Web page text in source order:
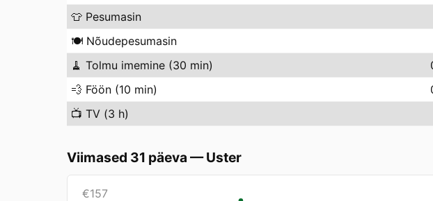
👕 Pesumasin
🍽️ Nõudepesumasin
🧹 Tolmu imemine (30 min)
💨 Föön (10 min)
📺 TV (3 h)
Viimased 31 päeva —Uster
€157